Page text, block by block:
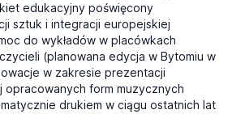
edukacyjny poświęcony
sztuk i integracji europejskiej
do wykładów w placówkach
(planowana edycja w Bytomiu w
w zakresie prezentacji
opracowanych form muzycznych
drukiem w ciągu ostatnich lat